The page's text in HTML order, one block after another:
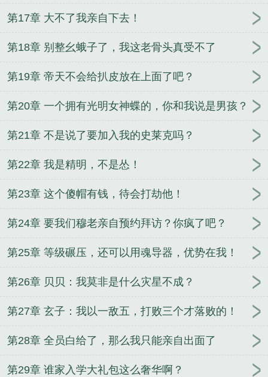
第17章 大不了我亲自下去！
第18章 别整幺蛾子了，我这老骨头真受不了
第19章 帝天不会给扒皮放在上面了吧？
第20章 一个拥有光明女神蝶的，你和我说是男孩？
第21章 不是说了要加入我的史莱克吗？
第22章 我是精明，不是怂！
第23章 这个傻帽有钱，待会打劫他！
第24章 要我们穆老亲自预约拜访？你疯了吧？
第25章 等级碾压，还可以用魂导器，优势在我！
第26章 贝贝：我莫非是什么灾星不成？
第27章 玄子：我以一敌五，打败三个才落败的！
第28章 全员白给了，那么我只能亲自出面了
第29章 谁家入学大礼包这么奢华啊？